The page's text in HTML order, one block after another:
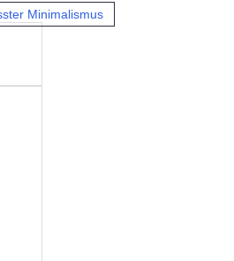
Minimalismus